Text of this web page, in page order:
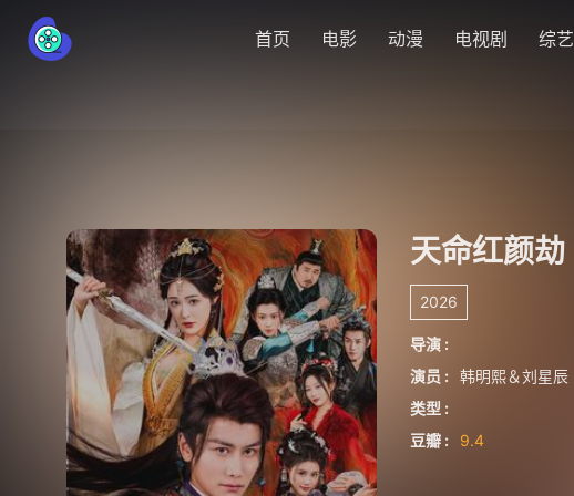
首页 电影 动漫 电视剧 综艺
天命红颜劫
2026
导演 :
演员 : 韩明熙＆刘星辰
类型 :
豆瓣 :
9.4